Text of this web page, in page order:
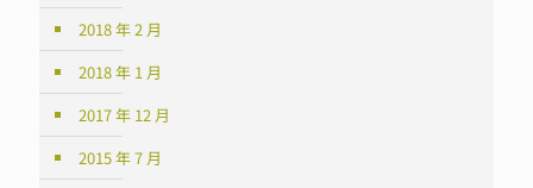
2018 年 2 月
2018 年 1 月
2017 年 12 月
2015 年 7 月